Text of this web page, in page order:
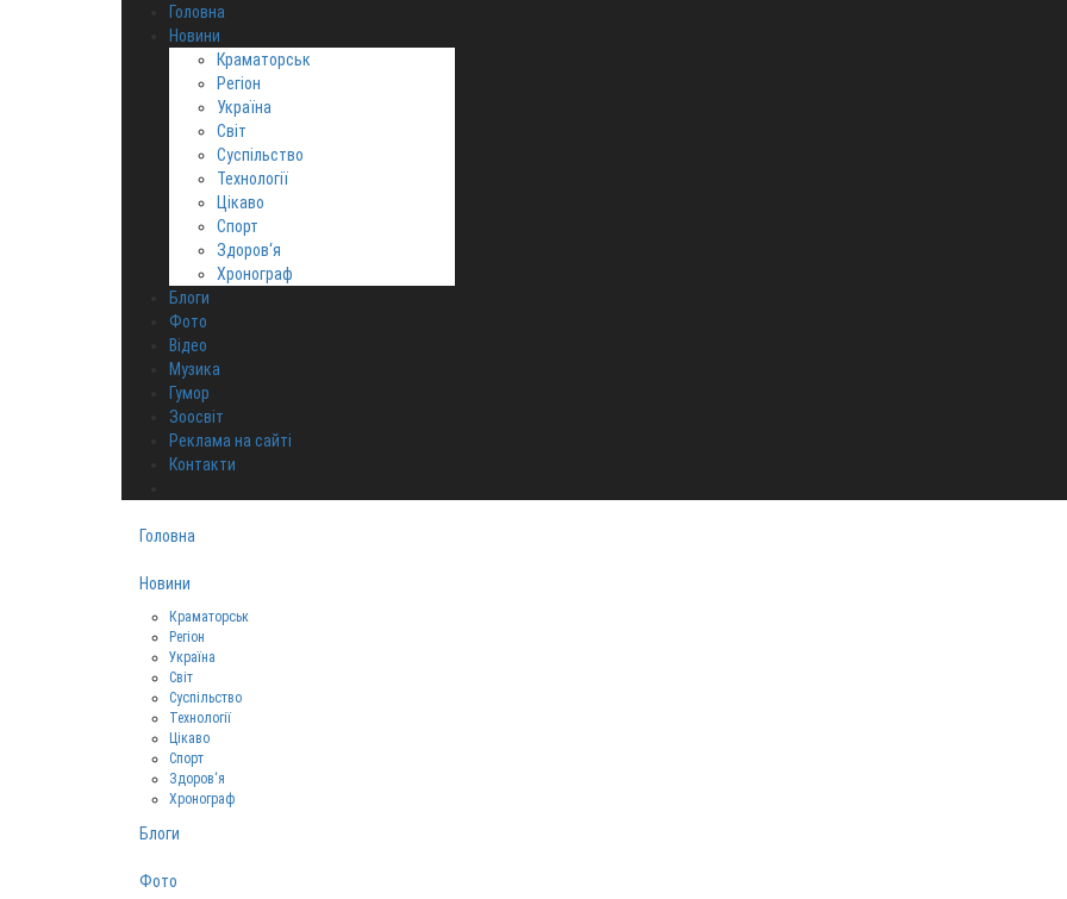
Головна
Новини
Краматорськ
Регіон
Україна
Світ
Суспільство
Технології
Цікаво
Спорт
Здоров‘я
Хронограф
Блоги
Фото
Відео
Музика
Гумор
Зоосвіт
Реклама на сайті
Контакти
Головна
Новини
Краматорськ
Регіон
Україна
Світ
Суспільство
Технології
Цікаво
Спорт
Здоров‘я
Хронограф
Блоги
Фото